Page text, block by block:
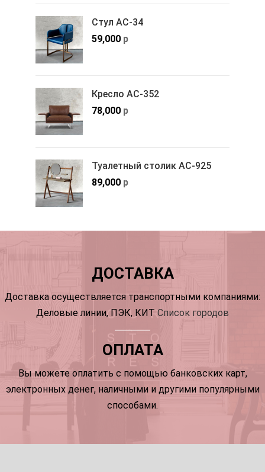
Стул АС-34
59,000 р
Кресло АС-352
78,000 р
Туалетный столик АС-925
89,000 р
ДОСТАВКА
Доставка осуществляется транспортными компаниями:
Деловые линии, ПЭК, КИТ Список городов
ОПЛАТА
Вы можете оплатить с помощью банковских карт,
электронных денег, наличными и другими популярными
способами.